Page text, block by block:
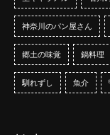
神奈川のパン屋さん
郷土の味覚 鍋料理
馴れずし 魚介